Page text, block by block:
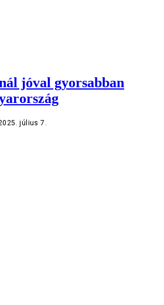
jóval gyorsabban
július 7.